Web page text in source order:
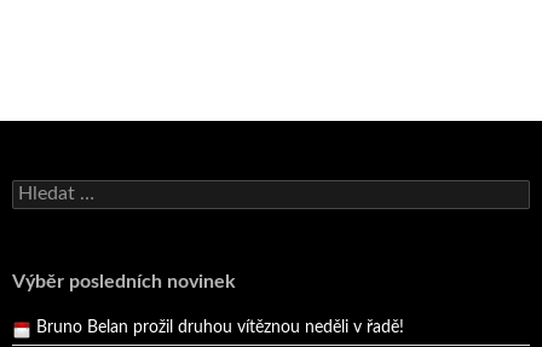
Vyhledávání
Výběr posledních novinek
Andy Appleton obhájil dlouhodrážní titul!
Bruno Belan se radoval z triumfu na domácí dráze!